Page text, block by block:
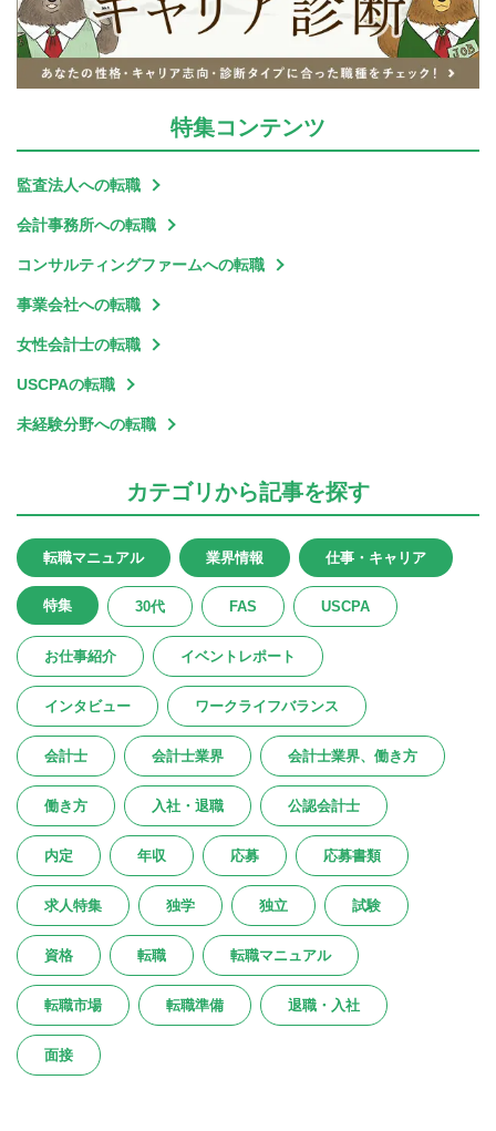
特集コンテンツ
監査法人への転職
会計事務所への転職
コンサルティングファームへの転職
事業会社への転職
女性会計士の転職
USCPAの転職
未経験分野への転職
カテゴリから記事を探す
転職マニュアル 業界情報 仕事・キャリア
特集 30代 FAS USCPA
お仕事紹介 イベントレポート
インタビュー ワークライフバランス
会計士 会計士業界 会計士業界、働き方
働き方 入社・退職 公認会計士
内定 年収 応募 応募書類
求人特集 独学 独立 試験
資格 転職 転職マニュアル
転職市場 転職準備 退職・入社
面接